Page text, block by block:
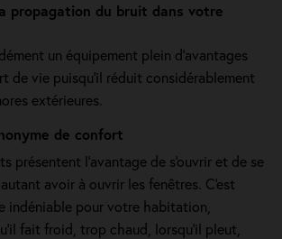
propagation du bruit dans votre
un équipement plein d'avantages
de vie puisqu'il réduit considérablement
extérieures.
de confort
présentent l'avantage de s'ouvrir et de se
avoir à ouvrir les fenêtres. C'est
indéniable pour votre habitation,
fait froid, trop chaud, lorsqu’il pleut,